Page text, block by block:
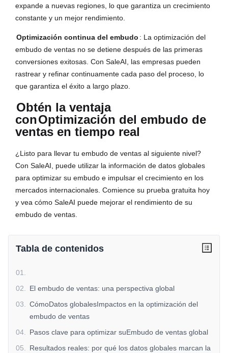
expande a nuevas regiones, lo que garantiza un crecimiento
constante y un mejor rendimiento.
Optimización continua del embudo : La optimización del
embudo de ventas no se detiene después de las primeras
conversiones exitosas. Con SaleAI, las empresas pueden
rastrear y refinar continuamente cada paso del proceso, lo
que garantiza el éxito a largo plazo.
Obtén la ventaja
conOptimización del embudo de
ventas en tiempo real
¿Listo para llevar tu embudo de ventas al siguiente nivel?
Con SaleAI, puede utilizar la información de datos globales
para optimizar su embudo e impulsar el crecimiento en los
mercados internacionales. Comience su prueba gratuita hoy
y vea cómo SaleAI puede mejorar el rendimiento de su
embudo de ventas.
Tabla de contenidos
01
02
El embudo de ventas: una perspectiva global
03
CómoDatos globalesImpactos en la optimización del
embudo de ventas
04
Pasos clave para optimizar suEmbudo de ventas global
05
Resultados reales: por qué los datos globales marcan la